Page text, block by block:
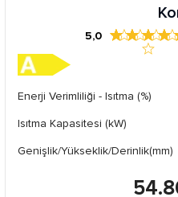
5,0
Enerji Verimliliği - Isıtma (%)
Isıtma Kapasitesi (kW)
Genişlik/Yükseklik/Derinlik(mm)